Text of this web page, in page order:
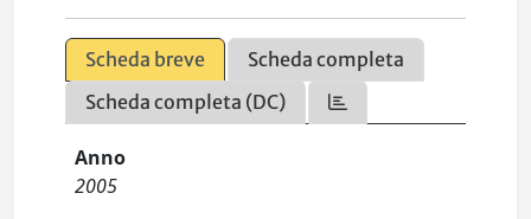
Scheda breve
Scheda completa
Scheda completa (DC)
Anno
2005